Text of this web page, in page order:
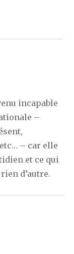
incapable
–
– car elle
et ce qui
d’autre.